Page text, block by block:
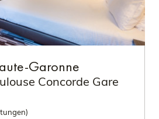
Garonne
Concorde Gare